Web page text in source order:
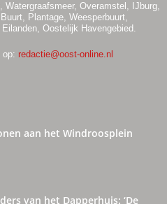
Watergraafsmeer, Overamstel, IJburg,
Plantage, Weesperbuurt,
Oostelijk Havengebied.
op: redactie@oost-online.nl
aan het Windroosplein
van het Dapperhuis: ‘De